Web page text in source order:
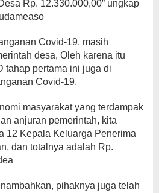
Rp. 12.330.000,00” ungkap
Covid-19, masih
desa, Oleh karena itu
tahap pertama ini juga di
Covid-19.
masyarakat yang terdampak
anjuran pemerintah, kita
12 Kepala Keluarga Penerima
dan totalnya adalah Rp.
pihaknya juga telah